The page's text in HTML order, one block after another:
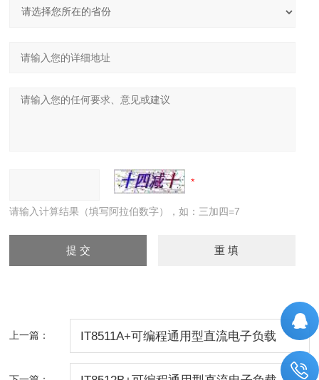
请输入计算结果（填写阿拉伯数字），如：三加四=7
上一篇： IT8511A+可编程通用型直流电子负载